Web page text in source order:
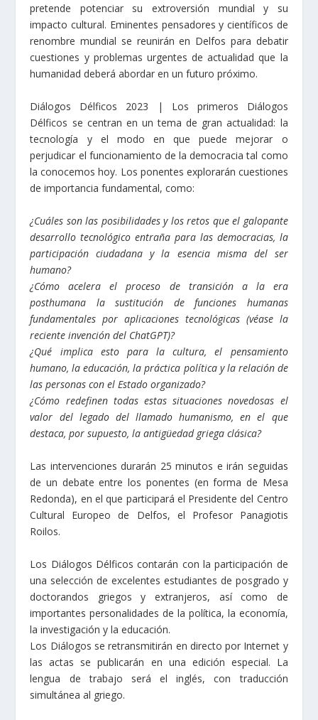
pretende potenciar su extroversión mundial y su
impacto cultural. Eminentes pensadores y científicos de
renombre mundial se reunirán en Delfos para debatir
cuestiones y problemas urgentes de actualidad que la
humanidad deberá abordar en un futuro próximo.
Diálogos Délficos 2023 | Los primeros Diálogos
Délficos se centran en un tema de gran actualidad: la
tecnología y el modo en que puede mejorar o
perjudicar el funcionamiento de la democracia tal como
la conocemos hoy. Los ponentes explorarán cuestiones
de importancia fundamental, como:
¿Cuáles son las posibilidades y los retos que el galopante
desarrollo tecnológico entraña para las democracias, la
participación ciudadana y la esencia misma del ser
humano?
¿Cómo acelera el proceso de transición a la era
posthumana la sustitución de funciones humanas
fundamentales por aplicaciones tecnológicas (véase la
reciente invención del ChatGPT)?
¿Qué implica esto para la cultura, el pensamiento
humano, la educación, la práctica política y la relación de
las personas con el Estado organizado?
¿Cómo redefinen todas estas situaciones novedosas el
valor del legado del llamado humanismo, en el que
destaca, por supuesto, la antigüedad griega clásica?
Las intervenciones durarán 25 minutos e irán seguidas
de un debate entre los ponentes (en forma de Mesa
Redonda), en el que participará el Presidente del Centro
Cultural Europeo de Delfos, el Profesor Panagiotis
Roilos.
Los Diálogos Délficos contarán con la participación de
una selección de excelentes estudiantes de posgrado y
doctorandos griegos y extranjeros, así como de
importantes personalidades de la política, la economía,
la investigación y la educación.
Los Diálogos se retransmitirán en directo por Internet y
las actas se publicarán en una edición especial. La
lengua de trabajo será el inglés, con traducción
simultánea al griego.